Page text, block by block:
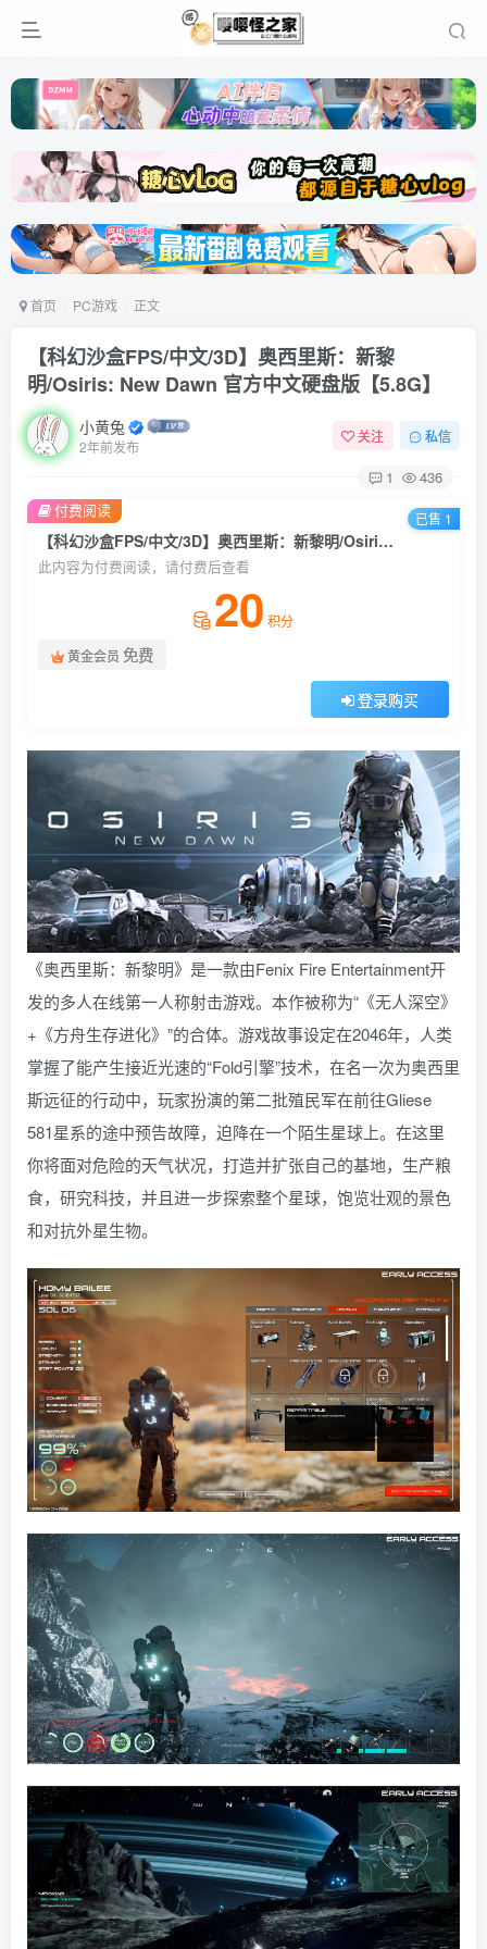
首页 PC游戏 正文
【科幻沙盒FPS/中文/3D】奥西里斯：新黎
明/Osiris: New Dawn 官方中文硬盘版【5.8G】
小黄兔
2年前发布
关注 私信
1 436
【科幻沙盒FPS/中文/3D】奥西里斯：新黎明/Osiris: New Dawn 官方中文硬盘版【5.8G】
此内容为付费阅读，请付费后查看
20 积分
黄金会员 免费
登录购买
付费阅读 已售 1
《奥西里斯：新黎明》是一款由Fenix Fire Entertainment开
发的多人在线第一人称射击游戏。本作被称为“《无人深空》
+《方舟生存进化》”的合体。游戏故事设定在2046年，人类
掌握了能产生接近光速的“Fold引擎”技术，在名一次为奥西里
斯远征的行动中，玩家扮演的第二批殖民军在前往Gliese
581星系的途中预告故障，迫降在一个陌生星球上。在这里
你将面对危险的天气状况，打造并扩张自己的基地，生产粮
食，研究科技，并且进一步探索整个星球，饱览壮观的景色
和对抗外星生物。